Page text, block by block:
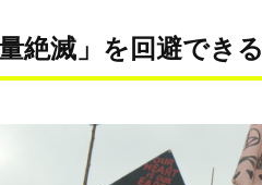
絶滅」を回避でき